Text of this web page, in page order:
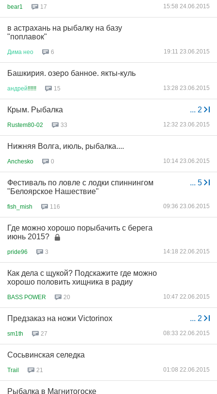
bear1 17 15:58 24.06.2015
в астрахань на рыбалку на базу
"поплавок"
Дима нео 6 19:11 23.06.2015
Башкирия. озеро банное. якты-куль
андрей!!!!!! 15 13:28 23.06.2015
... 2
Крым. Рыбалка
Rustem80-02 33 12:32 23.06.2015
Нижняя Волга, июль, рыбалка....
Anchesko 0 10:14 23.06.2015
... 5
Фестиваль по ловле с лодки спиннингом
"Белоярское Нашествие"
fish_mish 116 09:36 23.06.2015
Где можно хорошо порыбачить с берега
июнь 2015?
pride96 3 14:18 22.06.2015
Как дела с щукой? Подскажите где можно
хорошо половить хищника в радиу
BASS POWER 20 10:47 22.06.2015
... 2
Предзаказ на ножи Victorinox
sm1th 27 08:33 22.06.2015
Сосьвинская селедка
Trail 21 01:08 22.06.2015
Рыбалка в Магнитогоске